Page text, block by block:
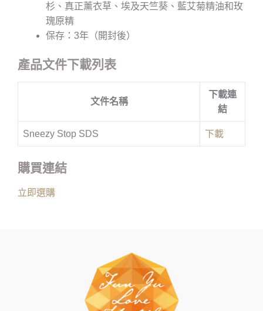
杉、真正薰衣草、埃及天竺葵、藍艾菊精油和玫
瑰原精
保存：3年（開封後）
產品文件下載列表
文件名稱
下載連
結
Sneezy Stop SDS 下載
購買連結
立即選購